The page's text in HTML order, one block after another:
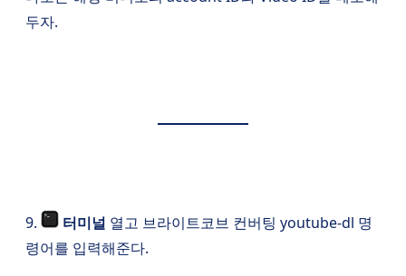
두자.
9. 터미널 열고 브라이트코브 컨버팅 youtube-dl 명
령어를 입력해준다.